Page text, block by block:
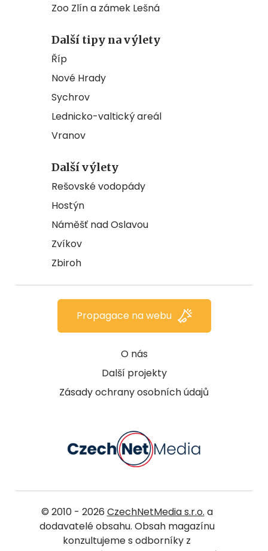
Zoo Zlín a zámek Lešná
Další tipy na výlety
Říp
Nové Hrady
Sychrov
Lednicko-valtický areál
Vranov
Další výlety
Rešovské vodopády
Hostýn
Náměšť nad Oslavou
Zvíkov
Zbiroh
O nás
Další projekty
Zásady ochrany osobních údajů
Propagace na webu
© 2010 - 2026 CzechNetMedia s.r.o. a
dodavatelé obsahu. Obsah magazínu
konzultujeme s odborníky z